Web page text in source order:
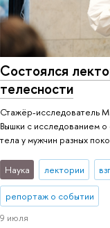
Состоялся
телесности
Стажёр-исследователь
Вышки с исследованием
тела у мужчин разных
Наука лектории
репортаж о событии
9 июля